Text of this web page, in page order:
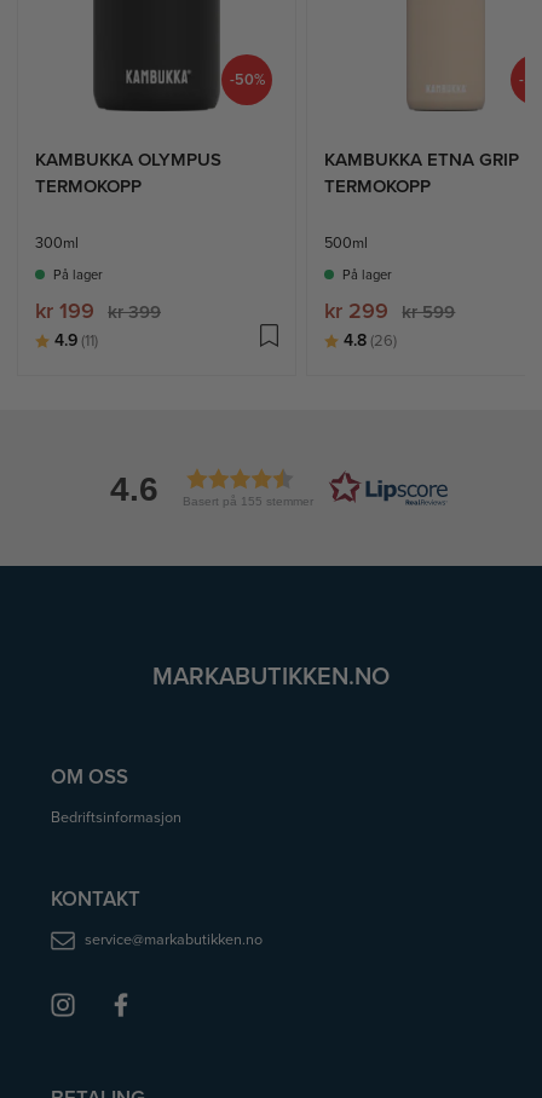
-50%
KAMBUKKA OLYMPUS
TERMOKOPP
300ml
På lager
kr 199 kr 399
Karakter:
4.9(11)av 5 mulige
-
KAMBUKKA ETNA GRIP
TERMOKOPP
500ml
På lager
kr 299 kr 599
Karakter:
4.8 (26)
4.6 Basert på 155 stemmer
MARKABUTIKKEN.NO
OM OSS
Bedriftsinformasjon
KONTAKT
service@markabutikken.no